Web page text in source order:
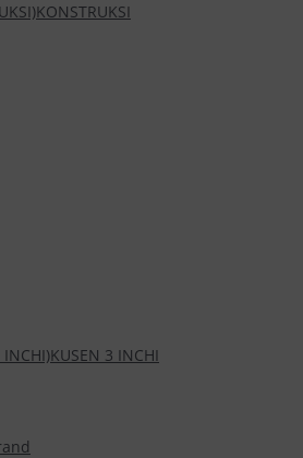
KONSTRUKSI
KUSEN 3 INCHI